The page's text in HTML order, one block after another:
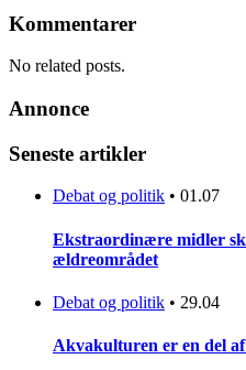
Kommentarer
No related posts.
Annonce
Seneste artikler
Debat og politik • 01.07
Ekstraordinære midler
ældreområdet
Debat og politik • 29.04
Akvakulturen er en del